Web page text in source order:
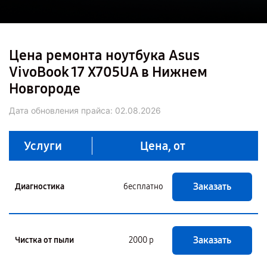
Цена ремонта ноутбука Asus
VivoBook 17 X705UA в Нижнем
Новгороде
Дата обновления прайса: 02.08.2026
Услуги Цена, от
Диагностика бесплатно Заказать
Чистка от пыли 2000 р Заказать